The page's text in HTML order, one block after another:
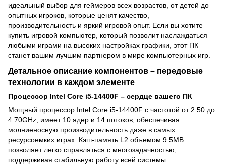
идеальный выбор для геймеров всех возрастов, от детей до
опытных игроков, которые ценят качество,
производительность и яркий игровой опыт. Если вы хотите
купить игровой компьютер, который позволит наслаждаться
любыми играми на высоких настройках графики, этот ПК
станет вашим лучшим партнером в мире компьютерных игр.
Детальное описание компонентов – передовые
технологии в каждом элементе
Процессор Intel Core i5-14400F – сердце вашего ПК
Мощный процессор Intel Core i5-14400F с частотой от 2.50 до
4.70GHz, имеет 10 ядер и 14 потоков, обеспечивая
молниеносную производительность даже в самых
ресурсоемких играх. Кэш-память L2 объемом 9.5MB
позволяет легко справляться с многозадачностью,
поддерживая стабильную работу всей системы.